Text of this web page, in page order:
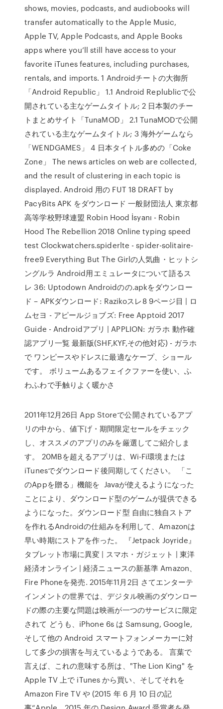
shows, movies, podcasts, and audiobooks will
transfer automatically to the Apple Music,
Apple TV, Apple Podcasts, and Apple Books
apps where you’ll still have access to your
favorite iTunes features, including purchases,
rentals, and imports. 1 Androidチートの大御所
「Android Republic」 1.1 Android Replublicで公
開されている主なゲームタイトル; 2 日本製のチー
トまとめサイト「TunaMOD」 2.1 TunaMODで公開
されている主なゲームタイトル; 3 海外ゲームなら
「WENDGAMES」 4 日本タイトル多めの「Coke
Zone」 The news articles on web are collected,
and the result of clustering in each topic is
displayed. Android 用の FUT 18 DRAFT by
PacyBits APK をダウンロード 一般財団法人 東京都
高等学校野球連盟 Robin Hood İsyanı - Robin
Hood The Rebellion 2018 Online typing speed
test Clockwatchers.spiderlte - spider-solitaire-
free9 Everything But The Girlの人気曲・ヒットシ
ングルラ Android用エミュレータについて語るス
レ 36: Uptodown Androidのの.apkをダウンロー
ド – APKダウンロード: Razikoスレ8 9ページ目 | ロ
ムセヨ - アピールジョブズ: Free Apptoid 2017
Guide - Androidアプリ | APPLION: ガラホ 動作確
認アプリ一覧 最新版(SHF,KYF,その他対応) - ガラホ
で ワンピースやドレスに最適なケープ、ショール
です。 ボリュームあるフェイクファーを使い、ふ
わふわで手触りよく暖かさ
2011年12月26日 App Storeで公開されているアプ
リの中から、値下げ・期間限定セールをチェック
し、オススメのアプリのみを厳選してご紹介しま
す。 20MBを超えるアプリは、Wi-Fi環境または
iTunesでダウンロード後同期してください。 「こ
のAppを贈る」機能を Javaが使えるようになった
ことにより、ダウンロード型のゲームが提供できる
ようになった。ダウンロード型 自由に独自ストア
を作れるAndroidの仕組みを利用して、Amazonは
早い時期にストアを作った。 『Jetpack Joyride』
タブレット市場に異変 | スマホ・ガジェット | 東洋
経済オンライン | 経済ニュースの新基準 Amazon、
Fire Phoneを発売. 2015年11月2日 さてエンターテ
インメントの世界では、デジタル映画のダウンロー
ドの際の主要な問題は映画が一つのサービスに限定
されて どうも、iPhone 6s は Samsung, Google,
そして他の Android スマートフォンメーカーに対
して多少の損害を与えているようである。 言葉で
言えば、これの意味する所は、"The Lion King" を
Apple TV 上で iTunes から買い、そしてそれを
Amazon Fire TV や (2015 年 6 月 10 日の記